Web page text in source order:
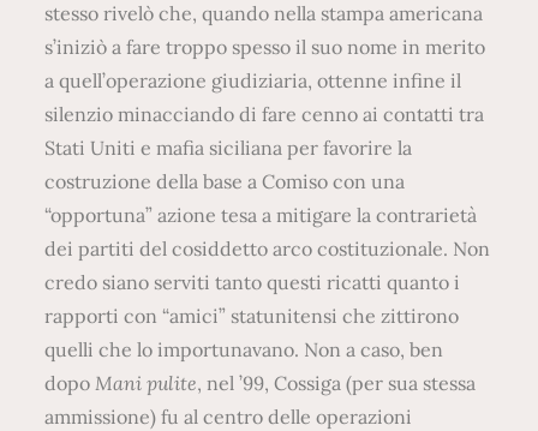
stesso rivelò che, quando nella stampa americana
s’iniziò a fare troppo spesso il suo nome in merito
a quell’operazione giudiziaria, ottenne infine il
silenzio minacciando di fare cenno ai contatti tra
Stati Uniti e mafia siciliana per favorire la
costruzione della base a Comiso con una
“opportuna” azione tesa a mitigare la contrarietà
dei partiti del cosiddetto arco costituzionale. Non
credo siano serviti tanto questi ricatti quanto i
rapporti con “amici” statunitensi che zittirono
quelli che lo importunavano. Non a caso, ben
dopoMani pulite, nel ’99, Cossiga (per sua stessa
ammissione) fu al centro delle operazioni